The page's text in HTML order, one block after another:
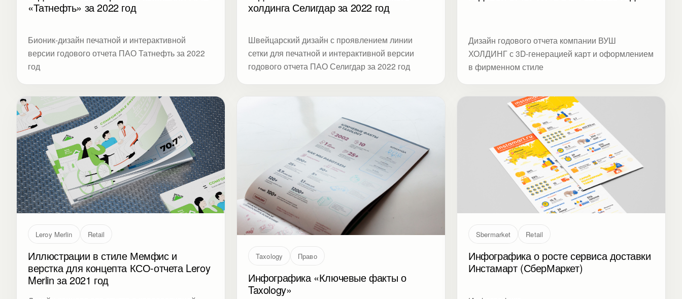
«Татнефть» за 2022 год
Бионик-дизайн печатной и интерактивной
версии годового отчета ПАО Татнефть за 2022
год
холдинга Селигдар за 2022 год
Швейцарский дизайн с проявлением линии
сетки для печатной и интерактивной версии
годового отчета ПАО Селигдар за 2022 год
Дизайн годового отчета компании ВУШ
ХОЛДИНГ с 3D-генерацией карт и оформлением
в фирменном стиле
Leroy Merlin Retail
Иллюстрации в стиле Мемфис и
верстка для концепта КСО-отчета Leroy
Merlin за 2021 год
Taxology Право
Инфографика «Ключевые факты о
Taxology»
Sbermarket Retail
Инфографика о росте сервиса доставки
Инстамарт (СберМаркет)